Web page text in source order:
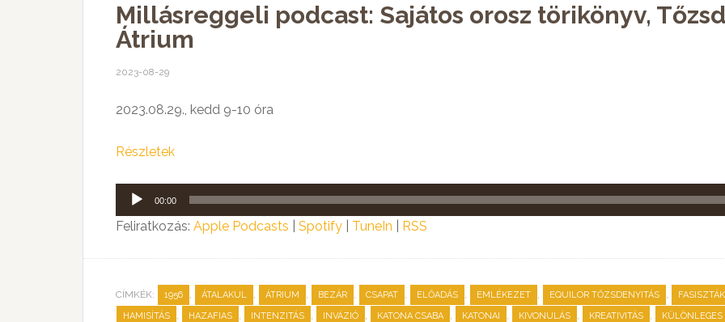
Millásreggeli podcast: Sajátos orosz törikönyv,
Átrium
2023-08-29
2023.08.29., kedd 9-10 óra
Részletek
Audió
lejátszó
00:00
Feliratkozás: Apple Podcasts Spotify TuneIn RSS
CÍMKÉK: 1956 , ÁTALAKUL , ÁTRIUM , BEZÁR , CSAPAT , ELŐADÁS , EMLÉKEZET , EQUILOR TŐZSDENYITÁS , FASISZTÁK
HAMISÍTÁS , HAZAFIAS , INTENZITÁS , INVÁZIÓ , KATONA CSABA , KATONAI , KIVONULÁS , KREATIVITÁS , KÜLÖNLEGES